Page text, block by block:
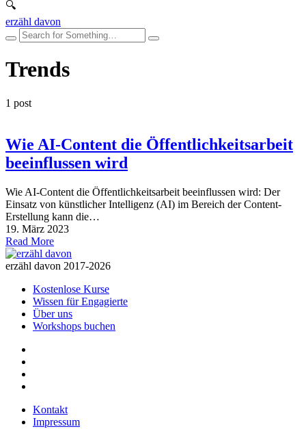
erzähl davon
Trends
1 post
Wie AI-Content die Öffentlichkeitsarbeit
beeinflussen wird
Wie AI-Content die Öffentlichkeitsarbeit beeinflussen wird: Der
Einsatz von künstlicher Intelligenz (AI) im Bereich der Content-
Erstellung kann die…
19. März 2023
Read More
erzähl davon 2017-2026
Kostenlose Kurse
Wissen für Engagierte
Über uns
Workshops buchen
Kontakt
Impressum